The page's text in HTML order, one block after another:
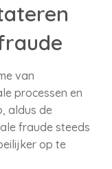
van
processen en
aldus de
fraude steeds
op te